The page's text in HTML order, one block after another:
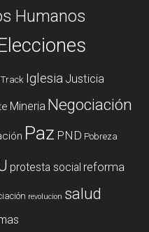
Humanos
Iglesia Justicia
Mineria Negociación
Paz PND Pobreza
protesta social reforma
revolucion salud